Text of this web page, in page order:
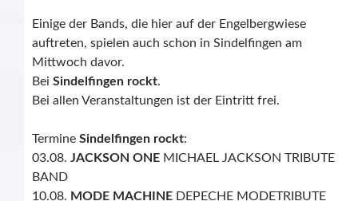
Einige der Bands, die hier auf der Engelbergwiese
auftreten, spielen auch schon in Sindelfingen am
Mittwoch davor.
Bei Sindelfingen rockt.
Bei allen Veranstaltungen ist der Eintritt frei.
Termine Sindelfingen rockt:
03.08. JACKSON ONE MICHAEL JACKSON TRIBUTE
BAND
10.08. MODE MACHINE DEPECHE MODETRIBUTE